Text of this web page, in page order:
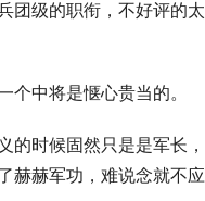
团级的职衔，不好评的太
个中将是惬心贵当的。
的时候固然只是是军长，
赫赫军功，难说念就不应